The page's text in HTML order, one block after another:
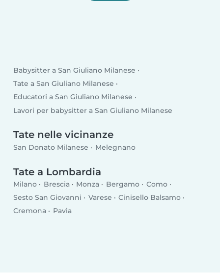
Babysitter a San Giuliano Milanese
Tate a San Giuliano Milanese
Educatori a San Giuliano Milanese
Lavori per babysitter a San Giuliano Milanese
Tate nelle vicinanze
San Donato Milanese Melegnano
Tate a Lombardia
Milano Brescia Monza Bergamo
Como
Sesto San Giovanni
Varese
Cinisello Balsamo
Cremona
Pavia